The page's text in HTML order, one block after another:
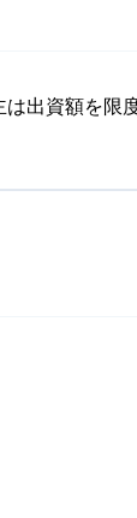
出資額を限